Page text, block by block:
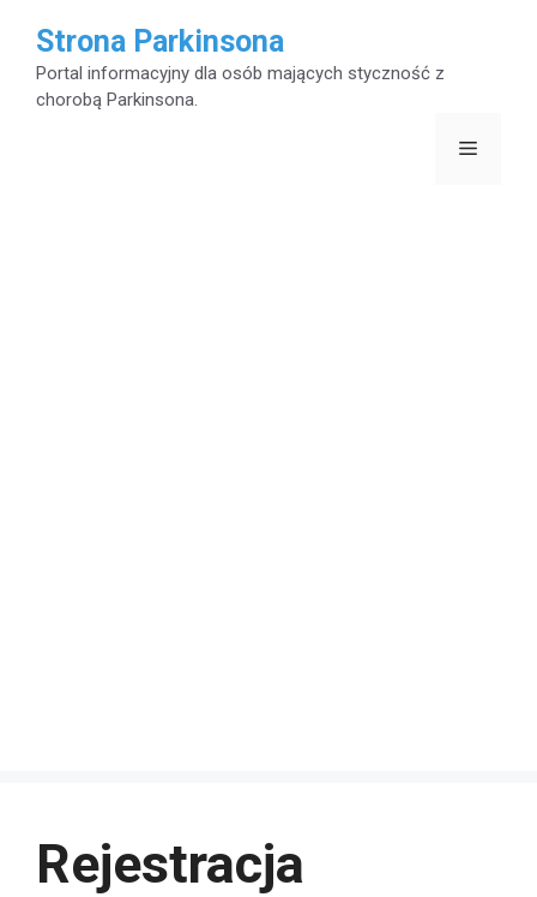
treści
Strona Parkinsona
Portal informacyjny dla osób mających styczność z
chorobą Parkinsona.
Menu
Rejestracja